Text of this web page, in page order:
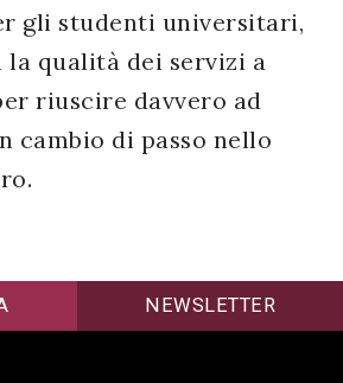
gli studenti universitari,
la qualità dei servizi a
riuscire davvero ad
cambio di passo nello
NEWSLETTER